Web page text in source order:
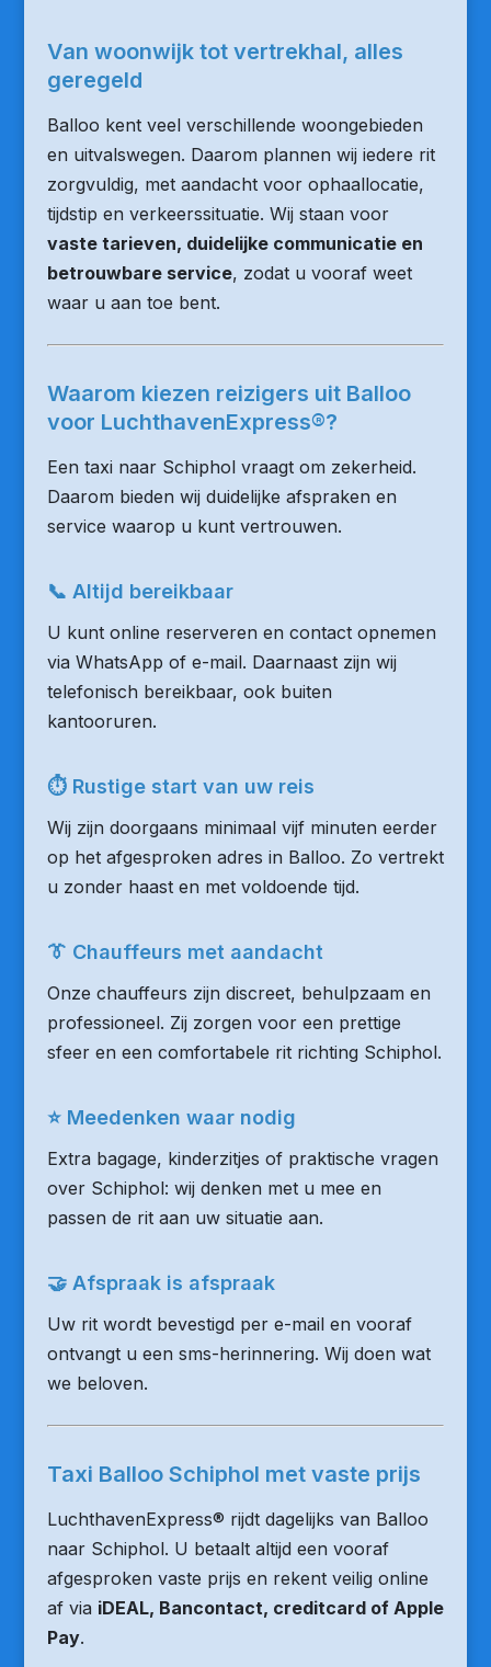
Van woonwijk tot vertrekhal, alles
geregeld
Balloo kent veel verschillende woongebieden
en uitvalswegen. Daarom plannen wij iedere rit
zorgvuldig, met aandacht voor ophaallocatie,
tijdstip en verkeerssituatie. Wij staan voor
vaste tarieven, duidelijke communicatie en
betrouwbare service, zodat u vooraf weet
waar u aan toe bent.
Waarom kiezen reizigers uit Balloo
voor LuchthavenExpress®?
Een taxi naar Schiphol vraagt om zekerheid.
Daarom bieden wij duidelijke afspraken en
service waarop u kunt vertrouwen.
📞 Altijd bereikbaar
U kunt online reserveren en contact opnemen
via WhatsApp of e-mail. Daarnaast zijn wij
telefonisch bereikbaar, ook buiten
kantooruren.
⏱ Rustige start van uw reis
Wij zijn doorgaans minimaal vijf minuten eerder
op het afgesproken adres in Balloo. Zo vertrekt
u zonder haast en met voldoende tijd.
👔 Chauffeurs met aandacht
Onze chauffeurs zijn discreet, behulpzaam en
professioneel. Zij zorgen voor een prettige
sfeer en een comfortabele rit richting Schiphol.
⭐ Meedenken waar nodig
Extra bagage, kinderzitjes of praktische vragen
over Schiphol: wij denken met u mee en
passen de rit aan uw situatie aan.
🤝 Afspraak is afspraak
Uw rit wordt bevestigd per e-mail en vooraf
ontvangt u een sms-herinnering. Wij doen wat
we beloven.
Taxi Balloo Schiphol met vaste prijs
LuchthavenExpress® rijdt dagelijks van Balloo
naar Schiphol. U betaalt altijd een vooraf
afgesproken vaste prijs en rekent veilig online
af via iDEAL, Bancontact, creditcard of Apple
Pay.